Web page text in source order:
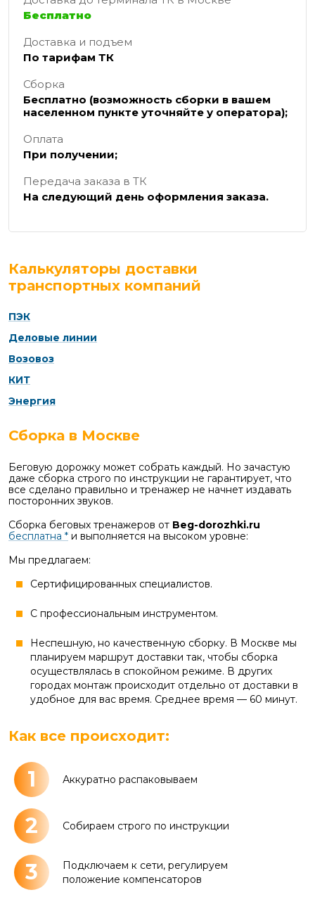
Бесплатно
Доставка и подъем
По тарифам ТК
Сборка
Бесплатно (возможность сборки в вашем
населенном пункте уточняйте у оператора);
Оплата
При получении;
Передача заказа в ТК
На следующий день оформления заказа.
Калькуляторы доставки
транспортных компаний
ПЭК
Деловые линии
Возовоз
КИТ
Энергия
Сборка в Москве
Беговую дорожку может собрать каждый. Но зачастую
даже сборка строго по инструкции не гарантирует, что
все сделано правильно и тренажер не начнет издавать
посторонних звуков.
Сборка беговых тренажеров от Beg-dorozhki.ru
бесплатна * и выполняется на высоком уровне:
Мы предлагаем:
Сертифицированных специалистов.
С профессиональным инструментом.
Неспешную, но качественную сборку. В Москве мы
планируем маршрут доставки так, чтобы сборка
осуществлялась в спокойном режиме. В других
городах монтаж происходит отдельно от доставки в
удобное для вас время. Среднее время — 60 минут.
Как все происходит:
1 Аккуратно распаковываем
2 Собираем строго по инструкции
3
Подключаем к сети, регулируем
положение компенсаторов